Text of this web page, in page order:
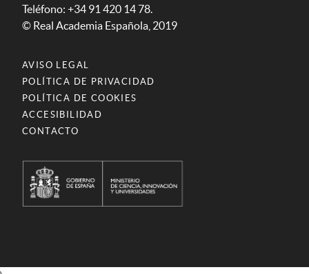
Teléfono: +34 91 420 14 78.
© Real Academia Española, 2019
AVISO LEGAL
POLÍTICA DE PRIVACIDAD
POLÍTICA DE COOKIES
ACCESIBILIDAD
CONTACTO